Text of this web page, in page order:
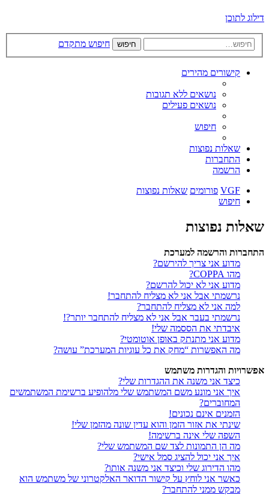
דילוג לתוכן
חיפוש חיפוש מתקדם
קישורים מהירים
נושאים ללא תגובות
נושאים פעילים
חיפוש
שאלות נפוצות
התחברות
הרשמה
VGF פורומים שאלות נפוצות
חיפוש
שאלות נפוצות
התחברות והרשמה למערכת
מדוע אני צריך להירשם?
מהו COPPA?
מדוע אני לא יכול להרשם?
נרשמתי אבל אני לא מצליח להתחבר!
למה אני לא מצליח להתחבר?
נרשמתי בעבר אבל אני לא מצליח להתחבר יותר?!
איבדתי את הססמה שלי!
מדוע אני מתנתק באופן אוטומטי?
מה האפשרות “מחק את כל עוגיות המערכת” עושה?
אפשרויות והגדרות משתמש
כיצד אני משנה את ההגדרות שלי?
איך אני מונע משם המשתמש שלי מלהופיע ברשימת המשתמשים
המחוברים?
הזמנים אינם נכונים!
שינתי את אזור הזמן והוא עדין שונה מהזמן שלי!
השפה שלי אינה ברשימה!
מה הן התמונות לצד שם המשתמש שלי?
איך אני יכול להציג סמל אישי?
מהו הדירוג שלי וכיצד אני משנה אותו?
כאשר אני לוחץ על קישור הדואר האלקטרוני של משתמש הוא
מבקש ממני להתחבר?